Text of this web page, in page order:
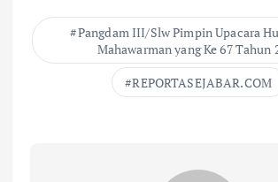
Pangdam III/Slw Pimpin Upacara
Mahawarman yang Ke 67 Tahun
REPORTASEJABAR.COM